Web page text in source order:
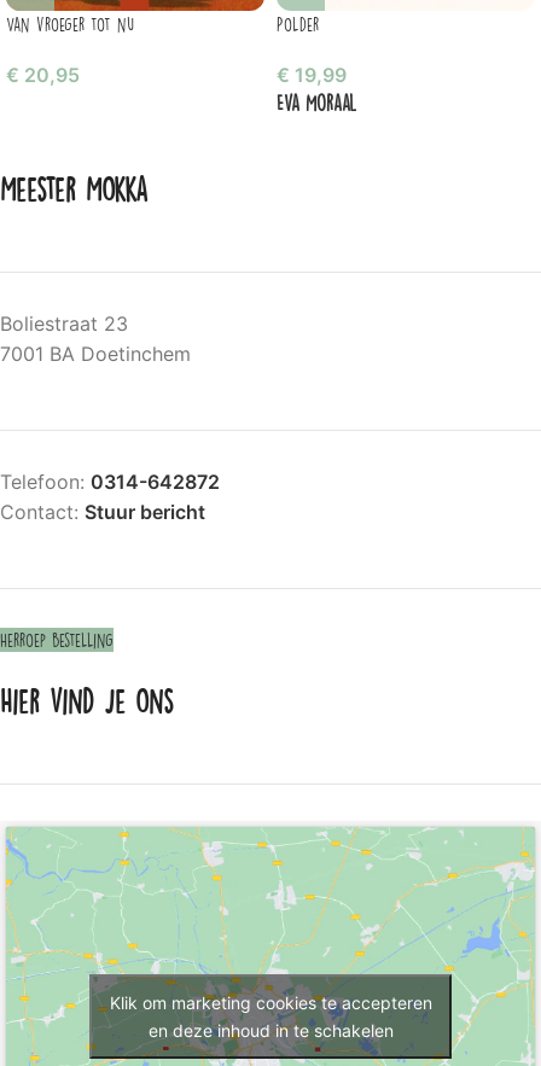
Van vroeger tot nu
€ 20,95
Polder
€ 19,99
Eva Moraal
Meester Mokka
Boliestraat 23
7001 BA Doetinchem
Telefoon: 0314-642872
Contact: Stuur bericht
Herroep bestelling
Hier vind je ons
Klik om marketing cookies te accepteren
en deze inhoud in te schakelen